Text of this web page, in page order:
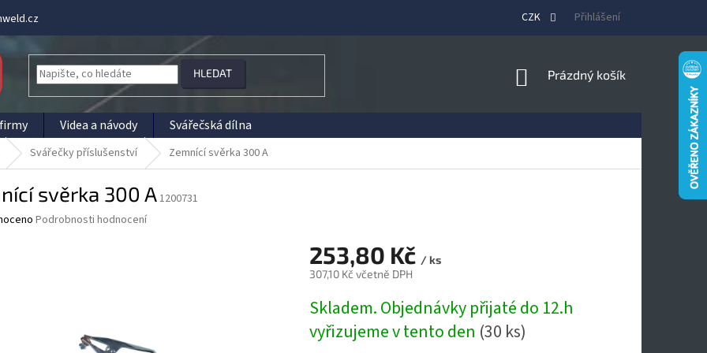
CZK Přihlášení
HLEDAT
NÁKUPNÍ
Prázdný košík
Videa a návody Svářečská dílna
Svářečky příslušenství Zemnící svěrka 300 A
svěrka 300 A1200731
Podrobnosti hodnocení
253,80 Kč / ks
307,10 Kč včetně DPH
cena:
Skladem. Objednávky přijaté do 12.h
vyřizujeme v tento den (30 ks)